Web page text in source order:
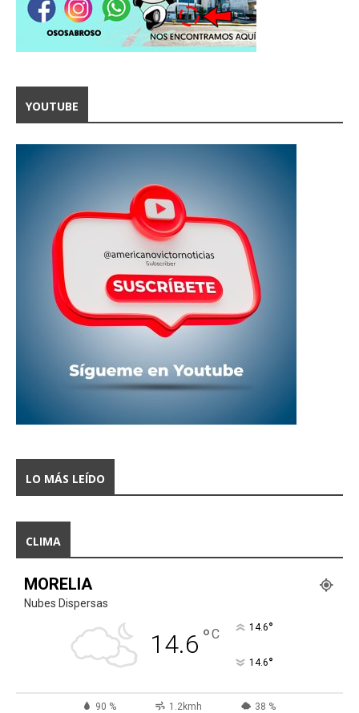
YOUTUBE
LO MÁS LEÍDO
CLIMA
MORELIA
Nubes Dispersas
14.6 °C 14.6°
14.6°
90 % 1.2kmh 38 %